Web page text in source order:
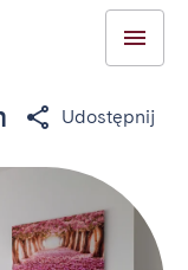
Udostępnij